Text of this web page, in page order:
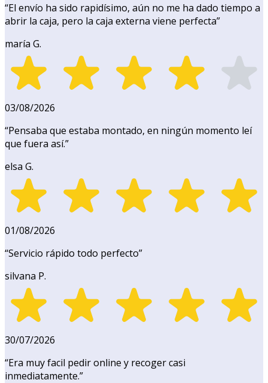
“El envío ha sido rapidísimo, aún no me ha dado tiempo a
abrir la caja, pero la caja externa viene perfecta”
maría G.
03/08/2026
“Pensaba que estaba montado, en ningún momento leí
que fuera así.”
elsa G.
01/08/2026
“Servicio rápido todo perfecto”
silvana P.
30/07/2026
“Era muy facil pedir online y recoger casi
inmediatamente.”